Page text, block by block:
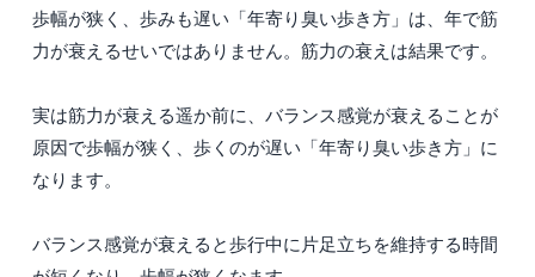
歩幅が狭く、歩みも遅い「年寄り臭い歩き方」は、年で筋
力が衰えるせいではありません。筋力の衰えは結果です。
実は筋力が衰える遥か前に、バランス感覚が衰えることが
原因で歩幅が狭く、歩くのが遅い「年寄り臭い歩き方」に
なります。
バランス感覚が衰えると歩行中に片足立ちを維持する時間